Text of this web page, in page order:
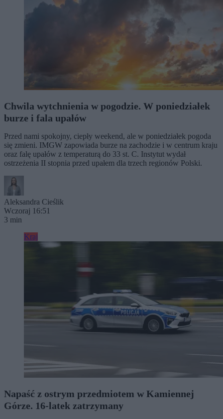
Chwila wytchnienia w pogodzie. W poniedziałek
burze i fala upałów
Przed nami spokojny, ciepły weekend, ale w poniedziałek pogoda
się zmieni. IMGW zapowiada burze na zachodzie i w centrum kraju
oraz falę upałów z temperaturą do 33 st. C. Instytut wydał
ostrzeżenia II stopnia przed upałem dla trzech regionów Polski.
Aleksandra Cieślik
Wczoraj 16:51
3 min
Kraj
Napaść z ostrym przedmiotem w Kamiennej
Górze. 16-latek zatrzymany